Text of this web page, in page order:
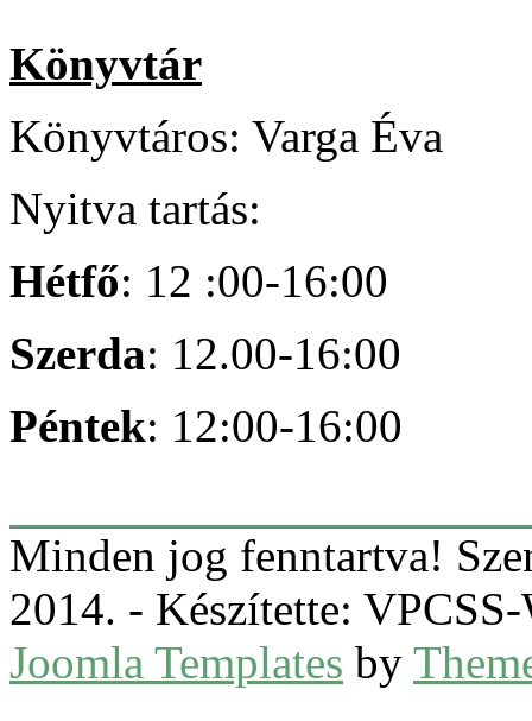
Könyvtár
Könyvtáros: Varga Éva
Nyitva tartás:
Hétfő: 12 :00-16:00
Szerda: 12.00-16:00
Péntek: 12:00-16:00
Minden jog fenntartva!
2014. - Készítette:
Joomla Templates by